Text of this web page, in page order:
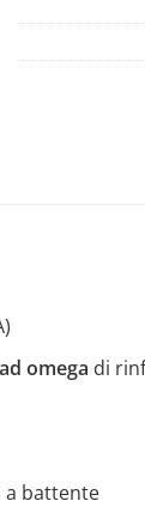
omega di
a battente